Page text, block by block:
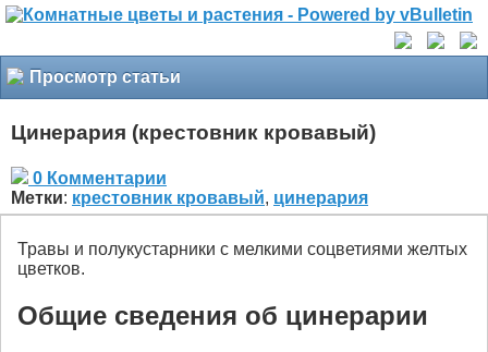
Просмотр статьи
Цинерария (крестовник кровавый)
0 Комментарии
Метки: крестовник кровавый, цинерария
Травы и полукустарники с мелкими соцветиями желтых
цветков.
Общие сведения об цинерарии